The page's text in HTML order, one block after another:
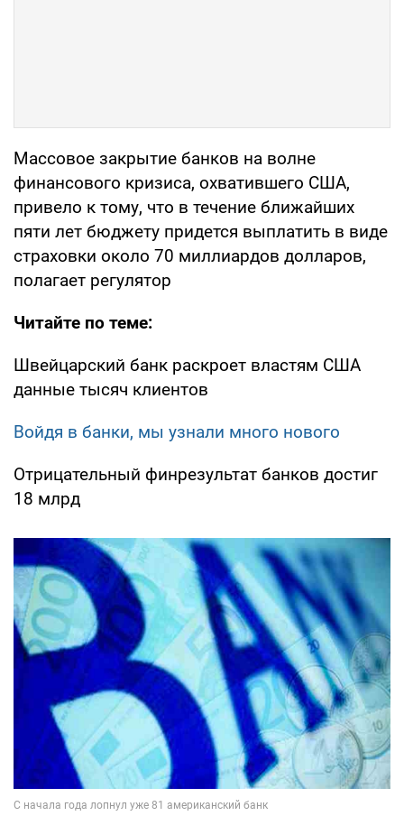
Массовое закрытие банков на волне
финансового кризиса, охватившего США,
привело к тому, что в течение ближайших
пяти лет бюджету придется выплатить в виде
страховки около 70 миллиардов долларов,
полагает регулятор
Читайте по теме:
Швейцарский банк раскроет властям США
данные тысяч клиентов
Войдя в банки, мы узнали много нового
Отрицательный финрезультат банков достиг
18 млрд